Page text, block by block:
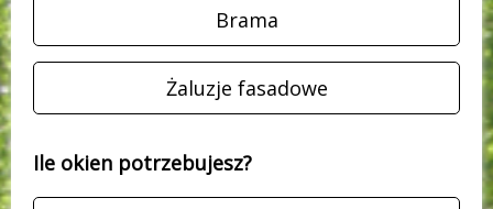
Brama
Żaluzje fasadowe
Ile okien potrzebujesz?